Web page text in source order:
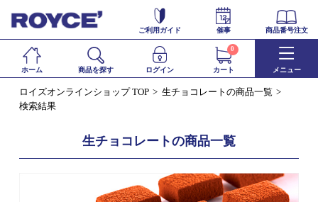
ご利用ガイド 催事 商品番号注文
ホーム 商品を探す ログイン カート
0
メニュー
ロイズオンラインショップ TOP
生チョコレートの商品一覧
検索結果
生チョコレートの商品一覧